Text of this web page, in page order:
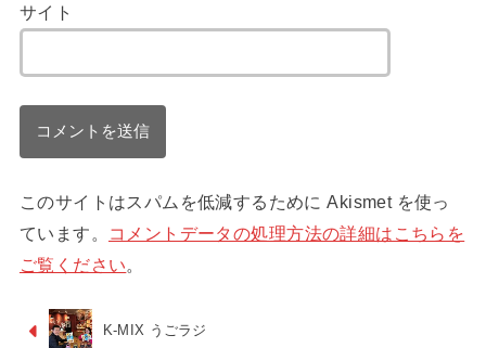
サイト
このサイトはスパムを低減するために Akismet を使っ
ています。
コメントデータの処理方法の詳細はこちらを
ご覧ください。
K-MIX うごラジ